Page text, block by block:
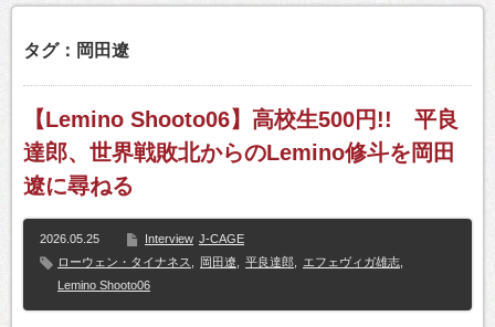
タグ：岡田遼
【Lemino Shooto06】高校生500円!! 平良
達郎、世界戦敗北からのLemino修斗を岡田
遼に尋ねる
2026.05.25 Interview J-CAGE
ローウェン・タイナネス
岡田遼 平良達郎 エフェヴィガ雄志
Lemino Shooto06